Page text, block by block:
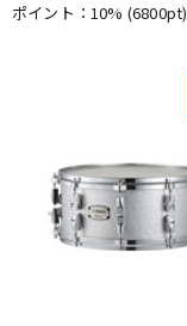
ポイント：10% (6800pt)